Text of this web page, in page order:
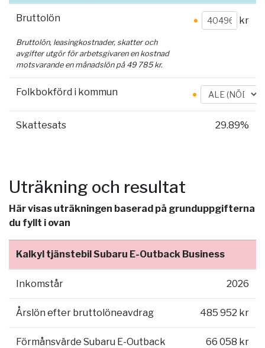
Bruttolön kr
Bruttolön, leasingkostnader, skatter och
avgifter utgör för arbetsgivaren en kostnad
motsvarande en månadslön på 49 785kr.
Folkbokförd i kommun
Skattesats 29.89%
Uträkning och resultat
Här visas uträkningen baserad på grunduppgifterna
du fyllt i ovan
Kalkyl tjänstebil Subaru E-Outback Business
Inkomstår 2026
Årslön efter bruttolöneavdrag 485 952 kr
Förmånsvärde Subaru E-Outback
66 058 kr